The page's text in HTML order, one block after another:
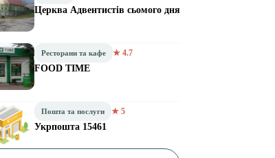
Церква Адвентистів сьомого дня
Ресторани та кафе ★ 4.7
FOOD TIME
Пошта та послуги ★ 5
Укрпошта 15461